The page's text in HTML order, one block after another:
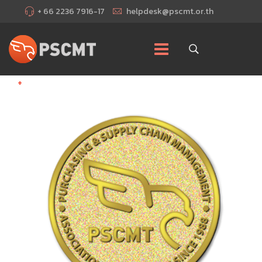
+ 66 2236 7916-17 helpdesk@pscmt.or.th
+